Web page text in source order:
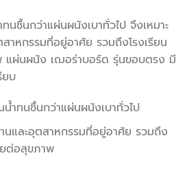
ชื้นกว่าแผ่นผนังเบาทั่วไป จึงเหมาะ
าหกรรมที่อยู่อาศัย รวมถึงโรงเรียน
แผ่นผนัง เฌอร่าบอร์ด รุ่นขอบตรง มี
บ
ำทนชื้นกว่าแผ่นผนังเบาทั่วไป
นและอุตสาหกรรมที่อยู่อาศัย รวมถึง
ยต่อสุขภาพ